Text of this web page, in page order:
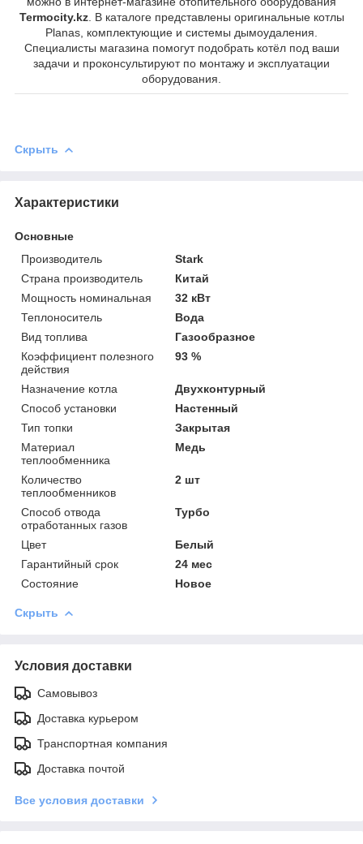
Termocity.kz. В каталоге представлены оригинальные котлы
Planas, комплектующие и системы дымоудаления.
Специалисты магазина помогут подобрать котёл под ваши
задачи и проконсультируют по монтажу и эксплуатации
оборудования.
Скрыть
Характеристики
Основные
Производитель
Stark
Страна производитель
Китай
Мощность номинальная
32 кВт
Теплоноситель
Вода
Вид топлива
Газообразное
Коэффициент полезного
действия
93 %
Назначение котла
Двухконтурный
Способ установки
Настенный
Тип топки
Закрытая
Материал
теплообменника
Медь
Количество
теплообменников
2 шт
Способ отвода
отработанных газов
Турбо
Цвет
Белый
Гарантийный срок
24 мес
Состояние
Новое
Скрыть
Условия доставки
Самовывоз
Доставка курьером
Транспортная компания
Доставка почтой
Все условия доставки